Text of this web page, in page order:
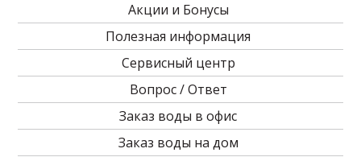
Акции и Бонусы
Полезная информация
Сервисный центр
Вопрос / Ответ
Заказ воды в офиc
Заказ воды на дом